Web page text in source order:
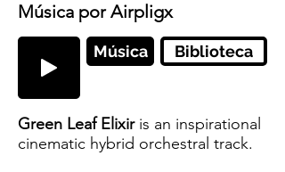
Música por Airpligx
Música Biblioteca
Green Leaf Elixiris an inspirational
cinematic hybrid orchestral track.